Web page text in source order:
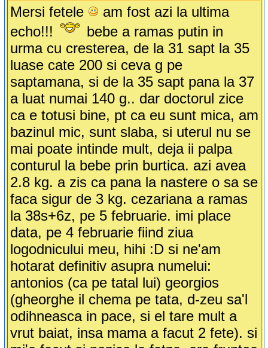
Mersi fetele
am fost azi la ultima
echo!!!
bebe a ramas putin in
urma cu cresterea, de la 31 sapt la 35
luase cate 200 si ceva g pe
saptamana, si de la 35 sapt pana la 37
a luat numai 140 g.. dar doctorul zice
ca e totusi bine, pt ca eu sunt mica, am
bazinul mic, sunt slaba, si uterul nu se
mai poate intinde mult, deja ii palpa
conturul la bebe prin burtica. azi avea
2.8 kg. a zis ca pana la nastere o sa se
faca sigur de 3 kg. cezariana a ramas
la 38s+6z, pe 5 februarie. imi place
data, pe 4 februarie fiind ziua
logodnicului meu, hihi :D si ne'am
hotarat definitiv asupra numelui:
antonios (ca pe tatal lui) georgios
(gheorghe il chema pe tata, d-zeu sa'l
odihneasca in pace, si el tare mult a
vrut baiat, insa mama a facut 2 fete). si